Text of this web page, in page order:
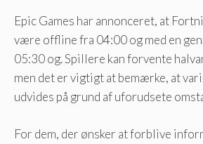
Epic Games har annonceret, at
være offline fra 04:00 og med en
05:30 og. Spillere kan forvente
men det er vigtigt at bemærke, at
udvides på grund af uforudsete
For dem, der ønsker at forblive